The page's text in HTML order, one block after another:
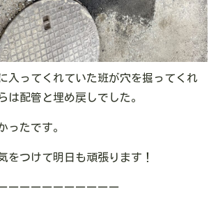
入ってくれていた班が穴を掘ってくれ
は配管と埋め戻しでした。
ったです。
をつけて明日も頑張ります！
ーーーーーーーーーー